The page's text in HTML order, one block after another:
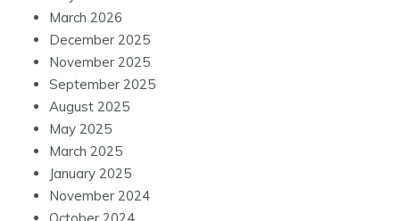
March 2026
December 2025
November 2025
September 2025
August 2025
May 2025
March 2025
January 2025
November 2024